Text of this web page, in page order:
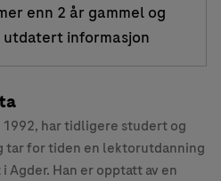
enn 2 år gammel og
informasjon
1992, har tidligere studert og
tar for tiden en lektorutdanning
Agder. Han er opptatt av en